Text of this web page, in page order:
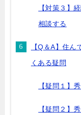
【対策３】
相談する
【Q＆A】住
くある疑問
【疑問１】
【疑問２】